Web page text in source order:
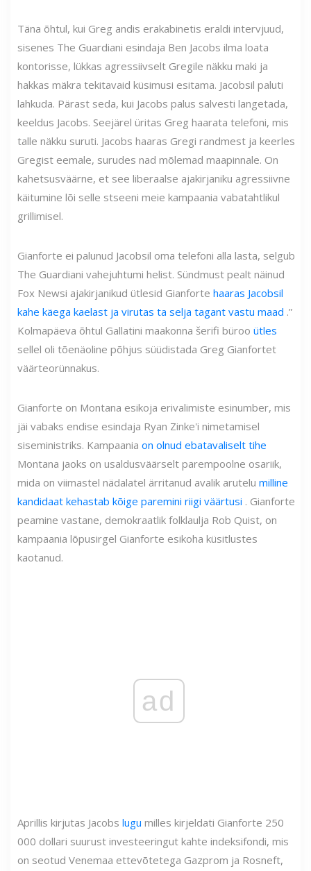
Täna õhtul, kui Greg andis erakabinetis eraldi intervjuud,
sisenes The Guardiani esindaja Ben Jacobs ilma loata
kontorisse, lükkas agressiivselt Gregile näkku maki ja
hakkas mäkra tekitavaid küsimusi esitama. Jacobsil paluti
lahkuda. Pärast seda, kui Jacobs palus salvesti langetada,
keeldus Jacobs. Seejärel üritas Greg haarata telefoni, mis
talle näkku suruti. Jacobs haaras Gregi randmest ja keerles
Gregist eemale, surudes nad mõlemad maapinnale. On
kahetsusväärne, et see liberaalse ajakirjaniku agressiivne
käitumine lõi selle stseeni meie kampaania vabatahtlikul
grillimisel.
Gianforte ei palunud Jacobsil oma telefoni alla lasta, selgub
The Guardiani vahejuhtumi helist. Sündmust pealt näinud
Fox Newsi ajakirjanikud ütlesid Gianforte haaras Jacobsil
kahe käega kaelast ja virutas ta selja tagant vastu maad .”
Kolmapäeva õhtul Gallatini maakonna šerifi büroo ütles
sellel oli tõenäoline põhjus süüdistada Greg Gianfortet
väärteorünnakus.
Gianforte on Montana esikoja erivalimiste esinumber, mis
jäi vabaks endise esindaja Ryan Zinke'i nimetamisel
siseministriks. Kampaania on olnud ebatavaliselt tihe
Montana jaoks on usaldusväärselt parempoolne osariik,
mida on viimastel nädalatel ärritanud avalik arutelu milline
kandidaat kehastab kõige paremini riigi väärtusi . Gianforte
peamine vastane, demokraatlik folklaulja Rob Quist, on
kampaania lõpusirgel Gianforte esikoha küsitlustes
kaotanud.
ad
Aprillis kirjutas Jacobs lugu milles kirjeldati Gianforte 250
000 dollari suurust investeeringut kahte indeksifondi, mis
on seotud Venemaa ettevõtetega Gazprom ja Rosneft,